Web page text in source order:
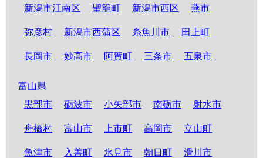
新潟市江南区 聖籠町 新潟市西区 燕市
弥彦村 新潟市西蒲区 糸魚川市 田上町
長岡市 妙高市 阿賀町 三条市 五泉市
富山県
黒部市
砺波市 小矢部市 南砺市 射水市
舟橋村 富山市 上市町 高岡市 立山町
魚津市 入善町 氷見市 朝日町 滑川市